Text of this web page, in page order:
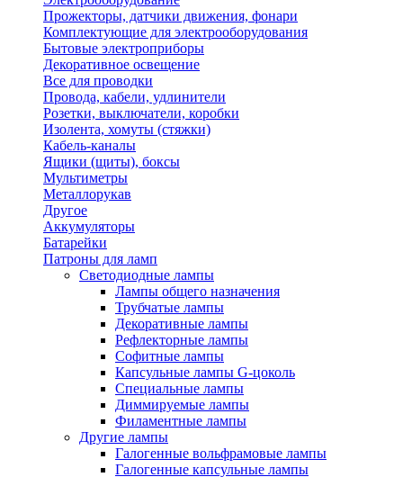
Прожекторы, датчики движения, фонари
Комплектующие для электрооборудования
Бытовые электроприборы
Декоративное освещение
Все для проводки
Провода, кабели, удлинители
Розетки, выключатели, коробки
Изолента, хомуты (стяжки)
Кабель-каналы
Ящики (щиты), боксы
Мультиметры
Металлорукав
Другое
Аккумуляторы
Батарейки
Патроны для ламп
Светодиодные лампы
Лампы общего назначения
Трубчатые лампы
Декоративные лампы
Рефлекторные лампы
Софитные лампы
Капсульные лампы G-цоколь
Специальные лампы
Диммируемые лампы
Филаментные лампы
Другие лампы
Галогенные вольфрамовые лампы
Галогенные капсульные лампы